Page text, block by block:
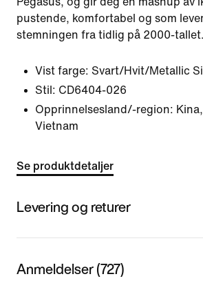
pustende, komfortabel og som
stemningen fra tidlig på 2000-tallet.
Vist farge: Svart/Hvit/Metallic
Stil: CD6404-026
Opprinnelsesland/-region:
Vietnam
Se produktdetaljer
Levering og returer
Anmeldelser (727)